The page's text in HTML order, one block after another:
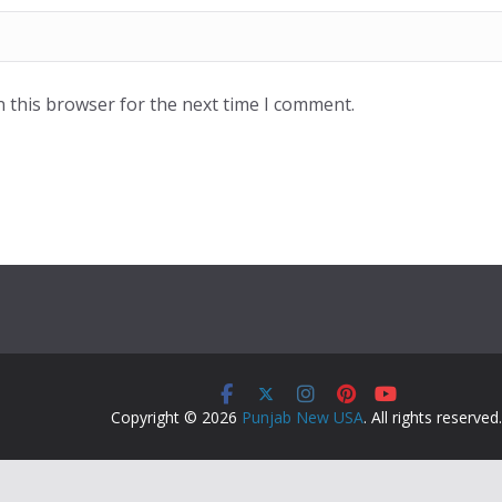
this browser for the next time I comment.
Copyright © 2026 Punjab New USA. All rights reserved.